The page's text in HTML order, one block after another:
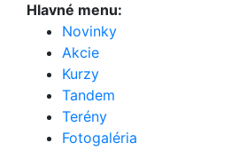
Hlavné menu:
Novinky
Akcie
Kurzy
Tandem
Terény
Fotogaléria